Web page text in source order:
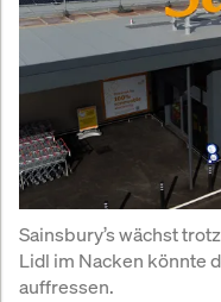
Sainsbury’s wächst
Lidl im Nacken könnte
auffressen.